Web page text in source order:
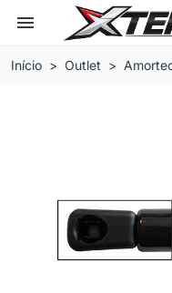
menu
Início Outlet